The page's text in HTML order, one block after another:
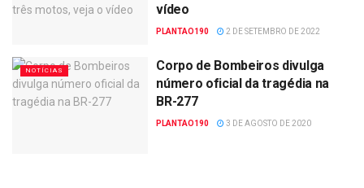
vídeo
PLANTAO190 2 DE SETEMBRO DE 2022
NOTÍCIAS
Corpo de Bombeiros divulga
número oficial da tragédia na
BR-277
PLANTAO190 3 DE AGOSTO DE 2020